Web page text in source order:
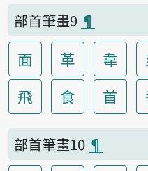
部首筆畫9 ¶
面 革 韋
飛
食 首
部首筆畫10 ¶